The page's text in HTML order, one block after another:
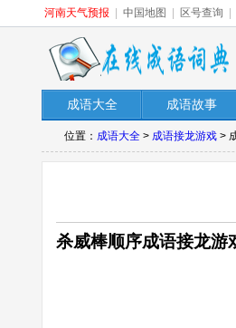
河南天气预报 中国地图 区号查询
成语大全 成语故事
位置： 成语大全 > 成语接龙游戏 >
杀威棒顺序成语接龙游